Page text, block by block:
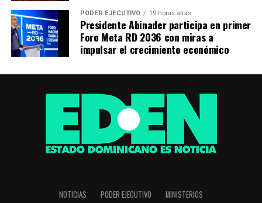
PODER EJECUTIVO 19 horas atrás
Presidente Abinader participa en primer
Foro Meta RD 2036 con miras a
impulsar el crecimiento económico
NOTICIAS PODER EJECUTIVO MINISTERIOS